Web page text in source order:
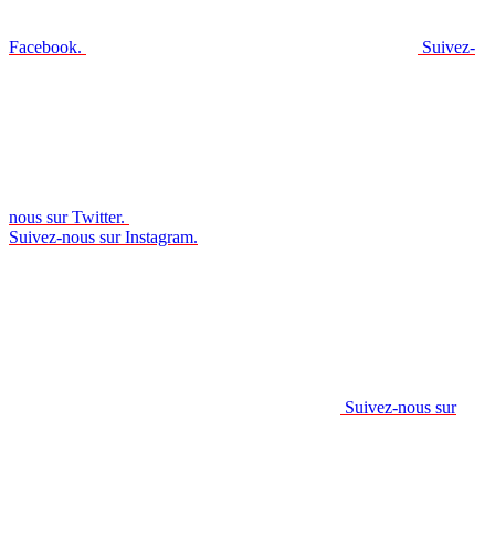
Facebook. Suivez-
nous sur Twitter.
Suivez-nous sur Instagram.
Suivez-nous sur